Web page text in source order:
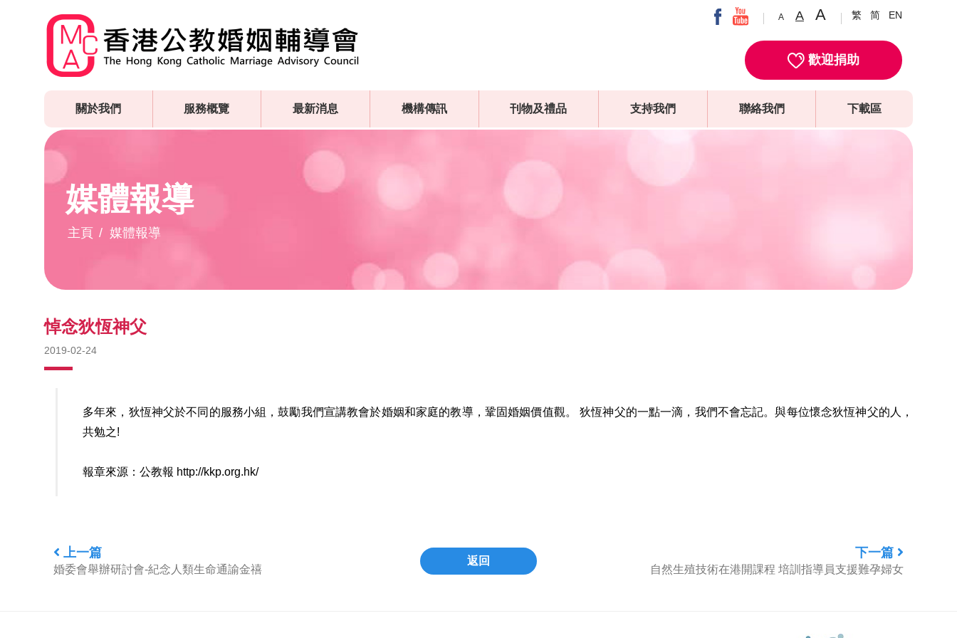
A A A 繁 简 EN
歡迎捐助
關於我們 服務概覽 最新消息 機構傳訊 刊物及禮品 支持我們 聯絡我們 下載區
媒體報導
主頁 媒體報導
悼念狄恆神父
2019-02-24
多年來，狄恆神父於不同的服務小組，鼓勵我們宣講教會於婚姻和家庭的教導，鞏固婚姻價值觀。 狄恆神父的一點一滴，我們不會忘記。與每位懷念狄恆神父的人，
共勉之!
報章來源：公教報 http://kkp.org.hk/
上一篇
婚委會舉辦研討會-紀念人類生命通諭金禧
返回
下一篇
自然生殖技術在港開課程 培訓指導員支援難孕婦女